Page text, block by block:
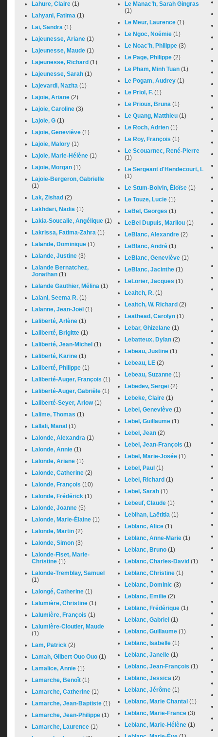
Lahure, Claire (1)
Lahyani, Fatima (1)
Lai, Sandra (1)
Lajeunesse, Ariane (1)
Lajeunesse, Maude (1)
Lajeunesse, Richard (1)
Lajeunesse, Sarah (1)
Lajevardi, Nazita (1)
Lajoie, Ariane (2)
Lajoie, Caroline (3)
Lajoie, G (1)
Lajoie, Geneviève (1)
Lajoie, Malory (1)
Lajoie, Marie-Hélène (1)
Lajoie, Morgan (1)
Lajoie-Bergeron, Gabrielle
(1)
Lak, Zishad (2)
Lakhdari, Nadia (1)
Lakia-Soucalie, Angélique (1)
Lakrissa, Fatima-Zahra (1)
Lalande, Dominique (1)
Lalande, Justine (3)
Lalande Bernatchez,
Jonathan (1)
Lalande Gauthier, Mélina (1)
Lalani, Seema R. (1)
Lalanne, Jean-Joël (1)
Laliberté, Arlène (1)
Laliberté, Brigitte (1)
Laliberté, Jean-Michel (1)
Laliberté, Karine (1)
Laliberté, Philippe (1)
Laliberté-Auger, François (1)
Laliberté-Auger, Gabrièle (1)
Laliberté-Seyer, Arlow(1)
Lalime, Thomas (1)
Lallali, Manal (1)
Lalonde, Alexandra (1)
Lalonde, Annie (1)
Lalonde, Ariane (1)
Lalonde, Catherine (2)
Lalonde, François (10)
Lalonde, Frédérick (1)
Lalonde, Joanne (5)
Lalonde, Marie-Élaine (1)
Lalonde, Martin (2)
Lalonde, Simon (3)
Lalonde-Fiset, Marie-
Christine (1)
Lalonde-Tremblay, Samuel
(1)
Lalongé, Catherine (1)
Lalumière, Christine (1)
Lalumière, François (1)
Lalumière-Cloutier, Maude
(1)
Lam, Patrick (2)
Lamah, Gilbert Ouo Ouo (1)
Lamalice, Annie (1)
Lamarche, Benoît (1)
Lamarche, Catherine (1)
Lamarche, Jean-Baptiste (1)
Lamarche, Jean-Philippe (1)
Lamarche, Laurence (1)
Le Manac’h, Sarah Gingras
(1)
Le Meur, Laurence (1)
Le Ngoc, Noémie (1)
Le Noac'h, Philippe (3)
Le Page, Philippe (2)
Le Pham, Minh Tuan (1)
Le Pogam, Audrey (1)
Le Priol, F. (1)
Le Prioux, Bruna (1)
Le Quang, Matthieu (1)
Le Roch, Adrien (1)
Le Roy, François (1)
Le Scouarnec, René-Pierre
(1)
Le Sergeant d'Hendecourt, L
(1)
Le Stum-Boivin, Éloïse (1)
Le Touze, Lucie (1)
LeBel, Georges (1)
LeBel Dupuis, Marilou (1)
LeBlanc, Alexandre (2)
LeBlanc, André (1)
LeBlanc, Geneviève (1)
LeBlanc, Jacinthe (1)
LeLorier, Jacques (1)
Leaitch, R. (1)
Leaitch, W. Richard (2)
Leathead, Carolyn (1)
Lebar, Ghizelane (1)
Lebatteux, Dylan (2)
Lebeau, Justine (1)
Lebeau, LE (2)
Lebeau, Suzanne (1)
Lebedev, Sergei (2)
Lebeke, Claire (1)
Lebel, Geneviève (1)
Lebel, Guillaume (1)
Lebel, Jean (2)
Lebel, Jean-François (1)
Lebel, Marie-Josée (1)
Lebel, Paul (1)
Lebel, Richard (1)
Lebel, Sarah (1)
Lebeuf, Claude (1)
Lebihan, Laëtitia (1)
Leblanc, Alice (1)
Leblanc, Anne-Marie (1)
Leblanc, Bruno (1)
Leblanc, Charles-David (1)
Leblanc, Christine (1)
Leblanc, Dominic (3)
Leblanc, Emilie (2)
Leblanc, Frédérique (1)
Leblanc, Gabriel (1)
Leblanc, Guillaume (1)
Leblanc, Isabelle (1)
Leblanc, Janelle (1)
Leblanc, Jean-François (1)
Leblanc, Jessica (2)
Leblanc, Jérôme (1)
Leblanc, Marie Chantal (1)
Leblanc, Marie-France (3)
Leblanc, Marie-Hélène (1)